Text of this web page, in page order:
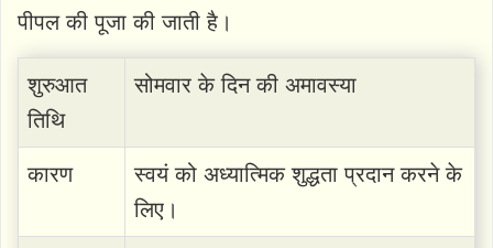
पीपल की पूजा की जाती है।
शुरुआत
तिथि
सोमवार के दिन की अमावस्या
कारण
स्वयं को अध्यात्मिक शुद्धता प्रदान करने के
लिए।